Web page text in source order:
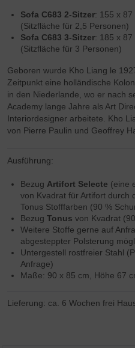
Sofa C683 2-Sitzer: 155 x 87
(Sitzfläche für 2,5 Personen)
Sofa C683 3-Sitzer: 185 x 87
(Sitzfläche für 3 Personen)
Geboren wurde Kho Liang le
Zeitpunkt eine holländische
in den Niederlande, wo er nach
Academy lange Jahre als Art
Interiordesigner arbeitete. Kho
von Pierre Paulin und Geoffrey
Ausführung:
BezugArtifort Selecte (eine
von Kvadrat für Artifort durch
Tonus Stofffarben (90 %
BezugTonusvon Kvadrat
Weitere Stoffe gerne auf
abgesteppter Polsterung
Untergestell rostfreier Stahl
Anfrage)
Maße: 90 x 85 cm, Höhe 67
Lieferung: ca. 6 Wochen frei